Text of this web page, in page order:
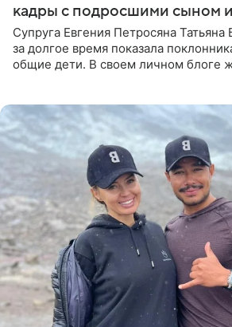
кадры с подросшими сыном
Супруга Евгения Петросяна Татьяна
за долгое время показала
общие дети. В своем личном блоге